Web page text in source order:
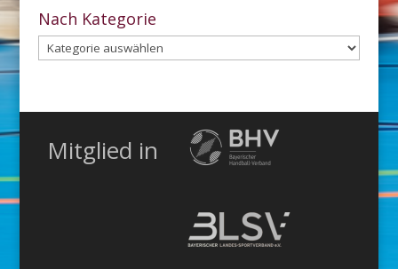
Archiv
Nach Kategorie
Nach
Kategorie
Mitglied in